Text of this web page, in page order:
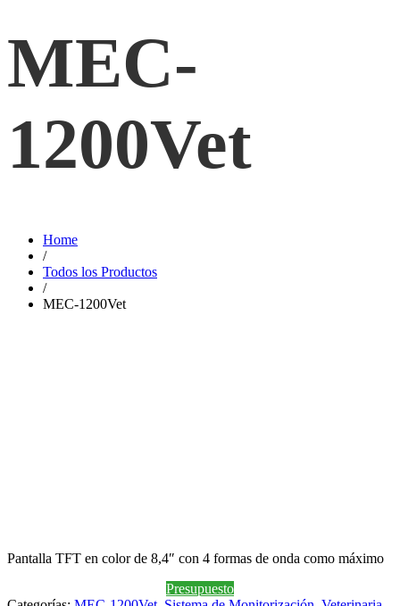
MEC-
1200Vet
Home
/
Todos los Productos
/
MEC-1200Vet
Pantalla TFT en color de 8,4″ con 4 formas de onda como máximo
Presupuesto